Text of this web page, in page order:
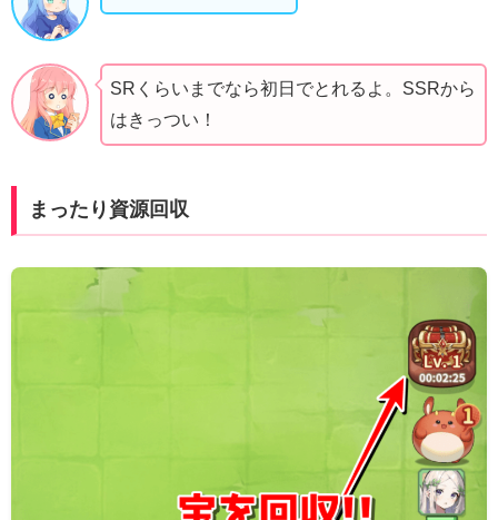
SRくらいまでなら初日でとれるよ。SSRから
はきっつい！
まったり資源回収